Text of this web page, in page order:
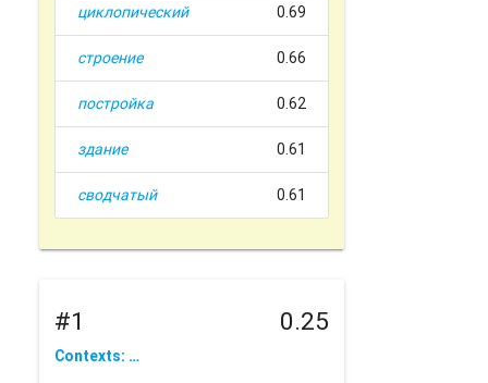
циклопический 0.69
строение 0.66
постройка 0.62
здание 0.61
сводчатый 0.61
#1 0.25
Contexts: …